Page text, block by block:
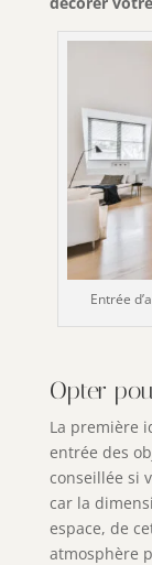
Entrée
Opter
La première
entrée des
conseillée si
car la
espace, de
atmosphère